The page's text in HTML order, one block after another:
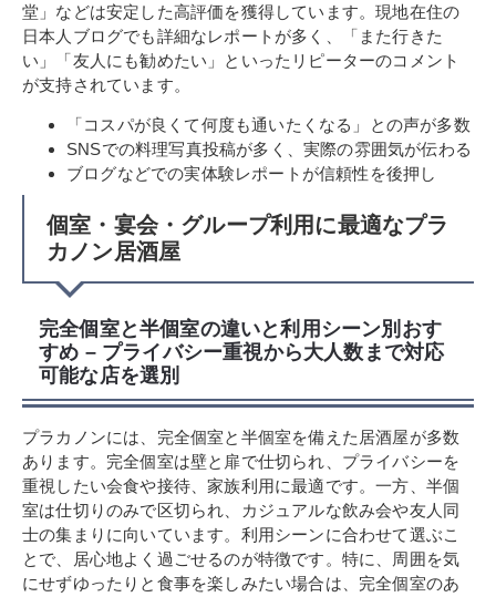
堂」などは安定した高評価を獲得しています。現地在住の
日本人ブログでも詳細なレポートが多く、「また行きた
い」「友人にも勧めたい」といったリピーターのコメント
が支持されています。
「コスパが良くて何度も通いたくなる」との声が多数
SNSでの料理写真投稿が多く、実際の雰囲気が伝わる
ブログなどでの実体験レポートが信頼性を後押し
個室・宴会・グループ利用に最適なプラ
カノン居酒屋
完全個室と半個室の違いと利用シーン別おす
すめ – プライバシー重視から大人数まで対応
可能な店を選別
プラカノンには、完全個室と半個室を備えた居酒屋が多数
あります。完全個室は壁と扉で仕切られ、プライバシーを
重視したい会食や接待、家族利用に最適です。一方、半個
室は仕切りのみで区切られ、カジュアルな飲み会や友人同
士の集まりに向いています。利用シーンに合わせて選ぶこ
とで、居心地よく過ごせるのが特徴です。特に、周囲を気
にせずゆったりと食事を楽しみたい場合は、完全個室のあ